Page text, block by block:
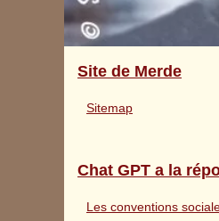
Site de Merde
Sitemap
Chat GPT a la
Les conventions